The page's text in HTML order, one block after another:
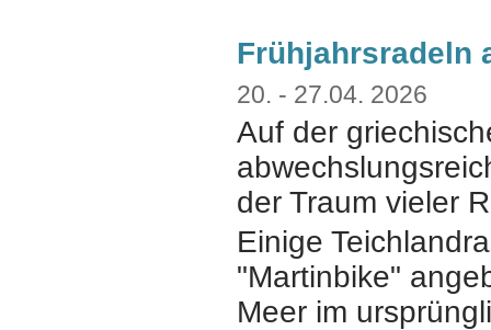
Frühjahrsradeln
20. - 27.04. 2026
Auf der
der Traum vieler
Einige
"Martinbike"
Meer im